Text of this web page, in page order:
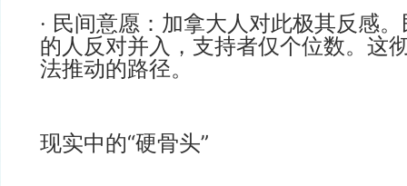
· 民间意愿：加拿大人对此极其反感
的人反对并入，支持者仅个位数。这
法推动的路径。
现实中的“硬骨头”